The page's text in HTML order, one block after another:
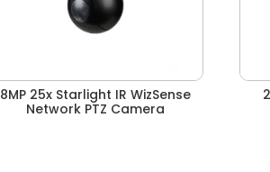
8MP 25x Starlight IR WizSense
Network PTZ Camera